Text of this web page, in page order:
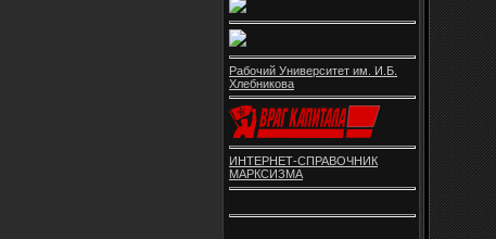
Рабочий Университет им. И.Б.
Хлебникова
ИНТЕРНЕТ-СПРАВОЧНИК
МАРКСИЗМА